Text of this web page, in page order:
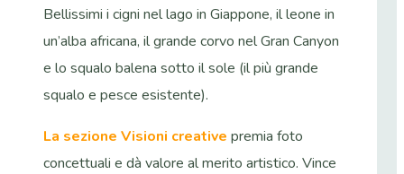
Bellissimi i cigni nel lago in Giappone, il leone in
un’alba africana, il grande corvo nel Gran Canyon
e lo squalo balena sotto il sole (il più grande
squalo e pesce esistente).
La sezione Visioni creative premia foto
concettuali e dà valore al merito artistico. Vince